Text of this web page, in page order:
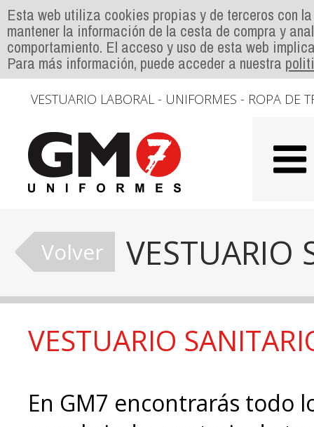
Esta web utiliza cookies propias y de terceros con
mantener la información de la cesta de compra y
comportamiento. El acceso y uso de esta web
Para más información, puede acceder a nuestra
VESTUARIO LABORAL - UNIFORMES - ROPA DE
Volver VESTUARIO
VESTUARIO
En GM7 encontrarás todo